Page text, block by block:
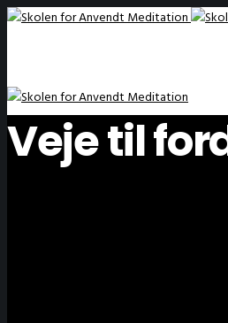
Veje til